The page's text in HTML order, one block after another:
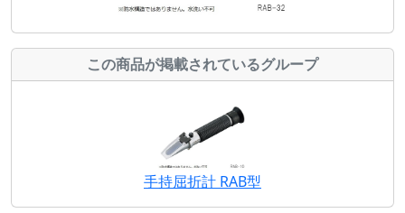
この商品が掲載されているグループ
手持屈折計 RAB型